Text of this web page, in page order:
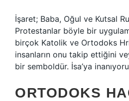
İşaret; Baba, Oğul ve Kutsal
Protestanlar böyle bir
birçok Katolik ve Ortodoks
insanların onu takip ettiğini
bir semboldür. İsa’ya
ORTODOKS